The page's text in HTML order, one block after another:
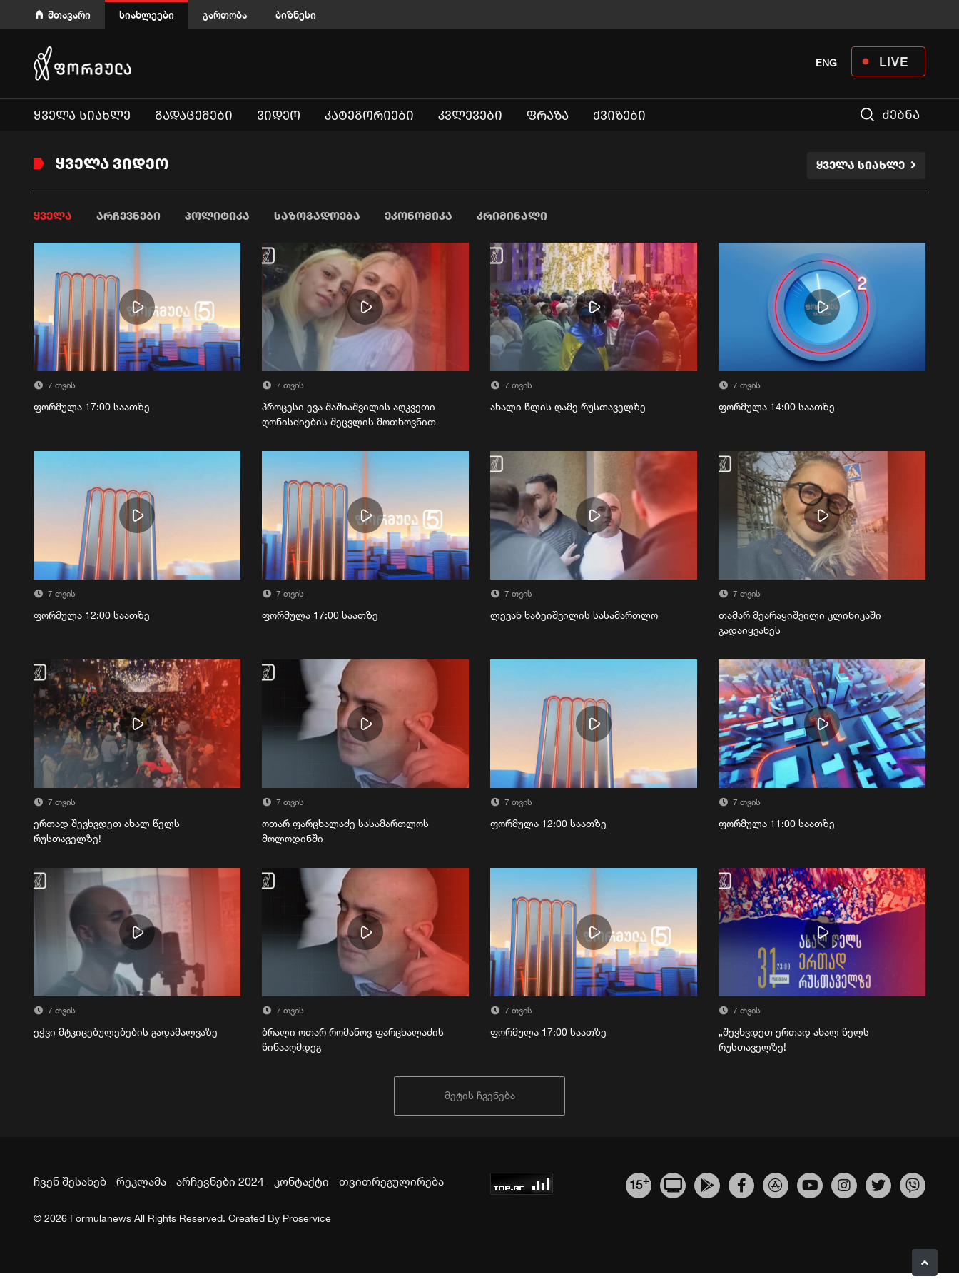
მთავარი სიახლეები გართობა ბიზნესი
LIVE
ENG
ᲧᲕᲔᲚᲐ ᲡᲘᲐᲮᲚᲔ ᲒᲐᲓᲐᲪᲔᲛᲔᲑᲘ ᲕᲘᲓᲔᲝ ᲙᲐᲢᲔᲒᲝᲠᲘᲔᲑᲘ ᲙᲕᲚᲔᲕᲔᲑᲘ ᲤᲠᲐᲖᲐ ᲥᲕᲘᲖᲔᲑᲘ ძებნა
ᲧᲕᲔᲚᲐ ᲕᲘᲓᲔᲝ ᲧᲕᲔᲚᲐ ᲡᲘᲐᲮᲚᲔ
ᲧᲕᲔᲚᲐ ᲐᲠᲩᲔᲕᲜᲔᲑᲘ ᲞᲝᲚᲘᲢᲘᲙᲐ ᲡᲐᲖᲝᲒᲐᲓᲝᲔᲑᲐ ᲔᲙᲝᲜᲝᲛᲘᲙᲐ ᲙᲠᲘᲛᲘᲜᲐᲚᲘ
7 თვის
ფორმულა 17:00 საათზე
7 თვის
პროცესი ევა შაშიაშვილის აღკვეთი
ღონისძიების შეცვლის მოთხოვნით
7 თვის
ახალი წლის ღამე რუსთაველზე
7 თვის
ფორმულა 14:00 საათზე
7 თვის
ფორმულა 12:00 საათზე
7 თვის
ფორმულა 17:00 საათზე
7 თვის
ლევან ხაბეიშვილის სასამართლო
7 თვის
თამარ მეარაყიშვილი კლინიკაში
გადაიყვანეს
7 თვის
ერთად შევხვდეთ ახალ წელს
რუსთაველზე!
7 თვის
ოთარ ფარცხალაძე სასამართლოს
მოლოდინში
7 თვის
ფორმულა 12:00 საათზე
7 თვის
ფორმულა 11:00 საათზე
7 თვის
ეჭვი მტკიცებულებების გადამალვაზე
7 თვის
ბრალი ოთარ რომანოვ-ფარცხალაძის
წინააღმდეგ
7 თვის
ფორმულა 17:00 საათზე
7 თვის
„შევხვდეთ ერთად ახალ წელს
რუსთაველზე!
მეტის ჩვენება
ჩვენ შესახებ რეკლამა არჩევნები 2024 კონტაქტი თვითრეგულირება 15+
© 2026 Formulanews All Rights Reserved. Created By Proservice